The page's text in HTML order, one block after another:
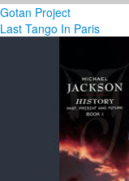
Gotan Project
Last Tango In Paris